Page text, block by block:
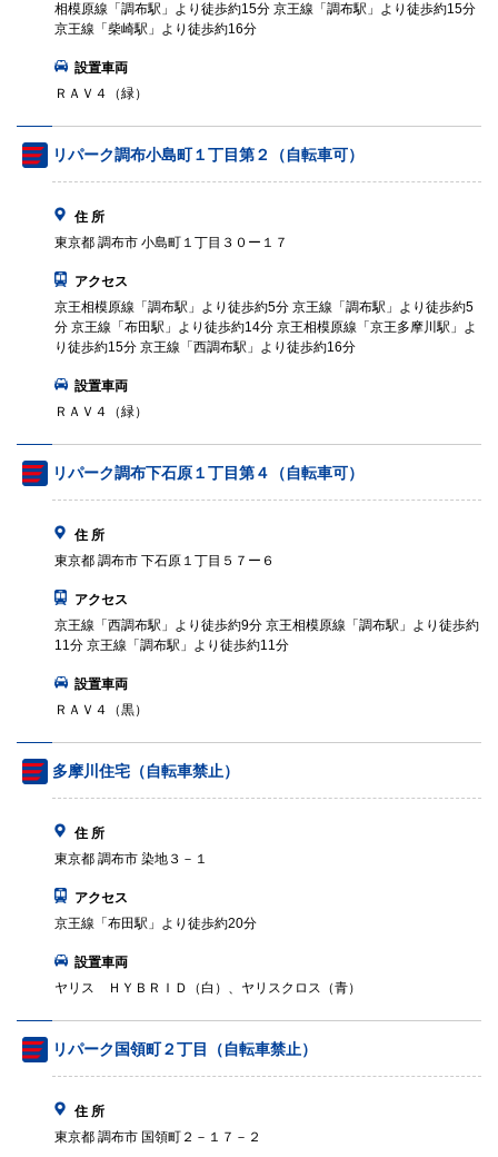
相模原線「調布駅」より徒歩約15分 京王線「調布駅」より徒歩約15分
京王線「柴崎駅」より徒歩約16分
設置車両
ＲＡＶ４（緑）
リパーク調布小島町１丁目第２（自転車可）
住 所
東京都 調布市 小島町１丁目３０ー１７
アクセス
京王相模原線「調布駅」より徒歩約5分 京王線「調布駅」より徒歩約5
分 京王線「布田駅」より徒歩約14分 京王相模原線「京王多摩川駅」よ
り徒歩約15分 京王線「西調布駅」より徒歩約16分
設置車両
ＲＡＶ４（緑）
リパーク調布下石原１丁目第４（自転車可）
住 所
東京都 調布市 下石原１丁目５７ー６
アクセス
京王線「西調布駅」より徒歩約9分 京王相模原線「調布駅」より徒歩約
11分 京王線「調布駅」より徒歩約11分
設置車両
ＲＡＶ４（黒）
多摩川住宅（自転車禁止）
住 所
東京都 調布市 染地３－１
アクセス
京王線「布田駅」より徒歩約20分
設置車両
ヤリス ＨＹＢＲＩＤ（白）、ヤリスクロス（青）
リパーク国領町２丁目（自転車禁止）
住 所
東京都 調布市 国領町２－１７－２